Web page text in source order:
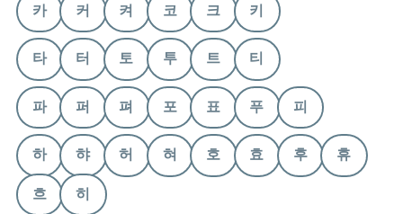
카 커 켜 코 크 키
타 터 토 투 트 티
파 퍼 펴 포 표 푸 피
하 햐 허 혀 호 효 후 휴
흐 히